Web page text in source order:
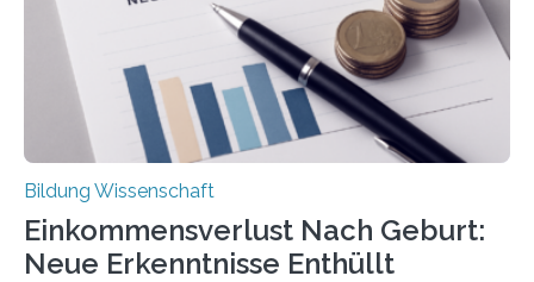
Bildung Wissenschaft
Einkommensverlust Nach Geburt:
Neue Erkenntnisse Enthüllt